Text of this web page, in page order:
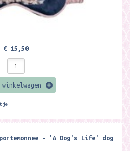
€ 15,50
- 'A Dog's Life' dog